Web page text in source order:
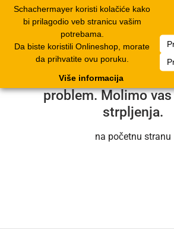
Schachermayer koristi kolačiće kako
bi prilagodio veb stranicu vašim
potrebama.
Da biste koristili Onlineshop, morate
da prihvatite ovu poruku.
Više informacija
navigation
Nažalost, došlo je do
Naš servisni tim će
problem. Molimo
strpljenja.
na početnu stranu